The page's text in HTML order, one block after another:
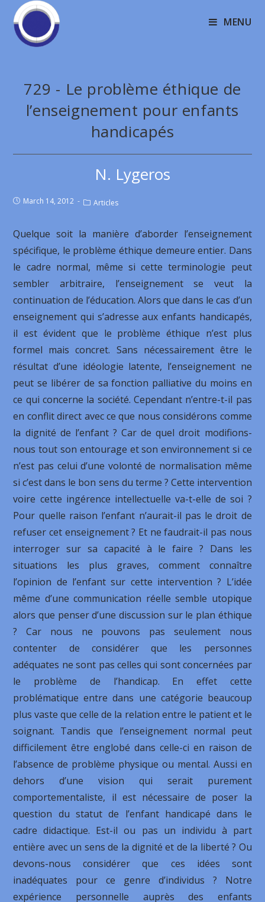
MENU
729 - Le problème éthique de
l’enseignement pour enfants
handicapés
N. Lygeros
March 14, 2012 Articles
Quelque soit la manière d’aborder l’enseignement
spécifique, le problème éthique demeure entier. Dans
le cadre normal, même si cette terminologie peut
sembler arbitraire, l’enseignement se veut la
continuation de l’éducation. Alors que dans le cas d’un
enseignement qui s’adresse aux enfants handicapés,
il est évident que le problème éthique n’est plus
formel mais concret. Sans nécessairement être le
résultat d’une idéologie latente, l’enseignement ne
peut se libérer de sa fonction palliative du moins en
ce qui concerne la société. Cependant n’entre-t-il pas
en conflit direct avec ce que nous considérons comme
la dignité de l’enfant ? Car de quel droit modifions-
nous tout son entourage et son environnement si ce
n’est pas celui d’une volonté de normalisation même
si c’est dans le bon sens du terme ? Cette intervention
voire cette ingérence intellectuelle va-t-elle de soi ?
Pour quelle raison l’enfant n’aurait-il pas le droit de
refuser cet enseignement ? Et ne faudrait-il pas nous
interroger sur sa capacité à le faire ? Dans les
situations les plus graves, comment connaître
l’opinion de l’enfant sur cette intervention ? L’idée
même d’une communication réelle semble utopique
alors que penser d’une discussion sur le plan éthique
? Car nous ne pouvons pas seulement nous
contenter de considérer que les personnes
adéquates ne sont pas celles qui sont concernées par
le problème de l’handicap. En effet cette
problématique entre dans une catégorie beaucoup
plus vaste que celle de la relation entre le patient et le
soignant. Tandis que l’enseignement normal peut
difficilement être englobé dans celle-ci en raison de
l’absence de problème physique ou mental. Aussi en
dehors d’une vision qui serait purement
comportementaliste, il est nécessaire de poser la
question du statut de l’enfant handicapé dans le
cadre didactique. Est-il ou pas un individu à part
entière avec un sens de la dignité et de la liberté ? Ou
devons-nous considérer que ces idées sont
inadéquates pour ce genre d’individus ? Notre
expérience personnelle auprès des enfants